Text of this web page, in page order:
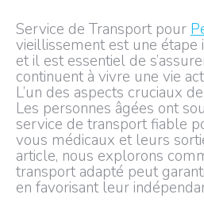
Service de Transport pour
vieillissement est une étape
et il est essentiel de
continuent à vivre une vie
L’un des aspects cruciaux
Les personnes âgées ont
service de transport fiable
vous médicaux et leurs
article, nous explorons
transport adapté peut
en favorisant leur